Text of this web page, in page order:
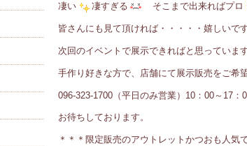
凄い 凄すぎる そこまで出来ればプロ
皆さんにも見て頂ければ・・・・・嬉しい
次回のイベントで展示できればと思っていま
手作り好きな方で、店舗にて展示販売をご希
096-323-1700（平日のみ営業）10：00～17
お待ちしております。
＊＊＊限定販売のアウトレットかつおも人気